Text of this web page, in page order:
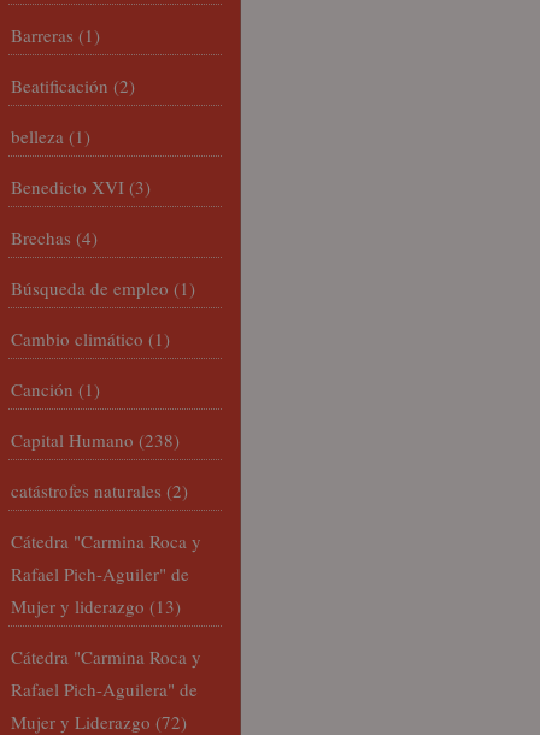
Barreras (1)
Beatificación (2)
belleza (1)
Benedicto XVI (3)
Brechas (4)
Búsqueda de empleo (1)
Cambio climático (1)
Canción (1)
Capital Humano (238)
catástrofes naturales (2)
Cátedra "Carmina Roca y
Rafael Pich-Aguiler" de
Mujer y liderazgo (13)
Cátedra "Carmina Roca y
Rafael Pich-Aguilera" de
Mujer y Liderazgo (72)